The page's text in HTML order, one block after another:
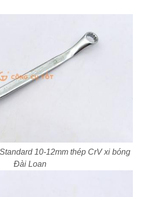
10-12mm thép CrV xi bóng
Đài Loan